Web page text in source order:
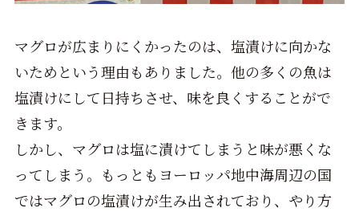
マグロが広まりにくかったのは、塩漬けに向かな
いためという理由もありました。他の多くの魚は
塩漬けにして日持ちさせ、味を良くすることがで
きます。
しかし、マグロは塩に漬けてしまうと味が悪くな
ってしまう。もっともヨーロッパ地中海周辺の国
ではマグロの塩漬けが生み出されており、やり方